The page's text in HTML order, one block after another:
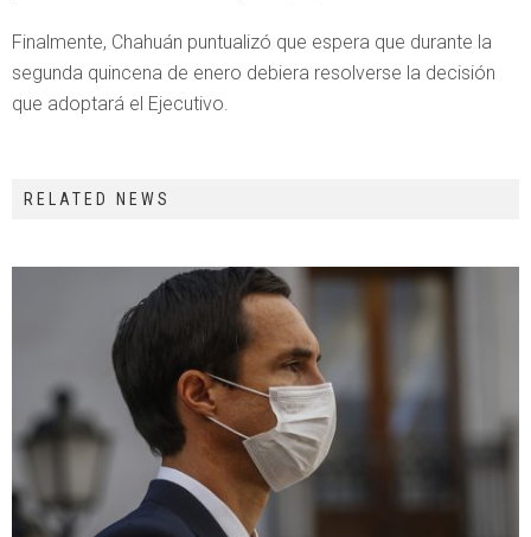
Finalmente, Chahuán puntualizó que espera que durante la
segunda quincena de enero debiera resolverse la decisión
que adoptará el Ejecutivo.
RELATED NEWS